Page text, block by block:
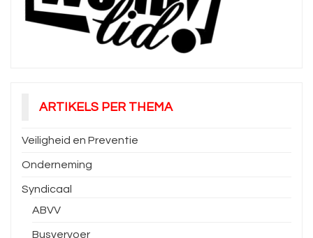
ARTIKELS PER THEMA
Veiligheid en Preventie
Onderneming
Syndicaal
ABVV
Busvervoer